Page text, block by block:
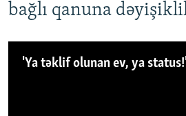
bağlı qanuna